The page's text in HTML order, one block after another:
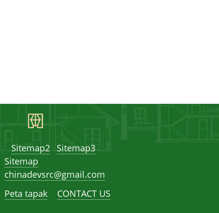
Sitemap2 Sitemap3
Sitemap
chinadevsrc@gmail.com
Peta tapak
CONTACT US